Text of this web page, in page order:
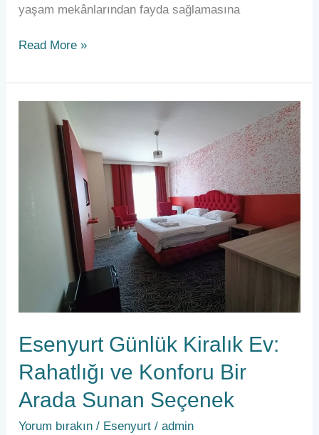
yaşam mekânlarından fayda sağlamasına
Read More »
Esenyurt Günlük Kiralık Ev:
Rahatlığı ve Konforu Bir
Arada Sunan Seçenek
Yorum bırakın / Esenyurt /admin
Esenyurt
Günlük
Kiralık
Rahatlığı
Seçenek